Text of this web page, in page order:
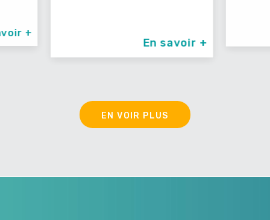
En savoir +
En savoir +
EN VOIR PLUS